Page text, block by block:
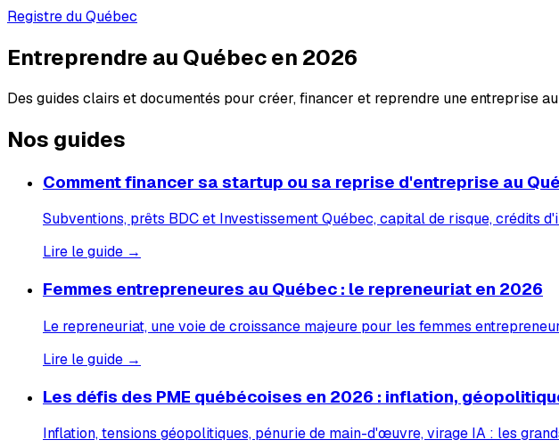
Registre du Québec
Entreprendre au Québec en 2026
Des guides clairs et documentés pour créer, financer et reprendre une entreprise
Nos guides
Comment financer sa startup ou sa reprise d'entreprise au
Subventions, prêts BDC et Investissement Québec, capital de risque, crédits
Lire le guide →
Femmes entrepreneures au Québec : le repreneuriat en 2026
Le repreneuriat, une voie de croissance majeure pour les femmes
Lire le guide →
Les défis des PME québécoises en 2026 : inflation,
Inflation, tensions géopolitiques, pénurie de main-d'œuvre, virage IA : les